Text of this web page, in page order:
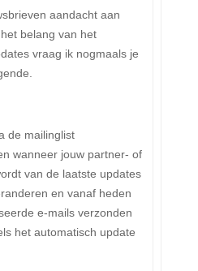
aandacht aan
belang van het
vraag ik nogmaals je
de mailinglist
wanneer jouw partner- of
van de laatste updates
en vanaf heden
e-mails verzonden
het automatisch update